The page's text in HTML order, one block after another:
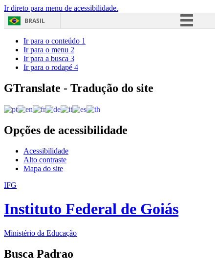
Ir direto para menu de acessibilidade.
BRASIL
Acesso à informação
Ir para o conteúdo 1
Ir para o menu 2
Ir para a busca 3
Ir para o rodapé 4
GTranslate - Tradução do site
Opções de acessibilidade
Acessibilidade
Alto contraste
Mapa do site
IFG
Instituto Federal de Goiás
Ministério da Educação
Busca Padrao